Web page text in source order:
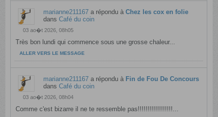
marianne211167 a répondu àChez les cox en folie
dansCafé du coin
03 ao�t 2026, 08h05
Très bon lundi qui commence sous une grosse chaleur...
ALLER VERS LE MESSAGE
marianne211167 a répondu à Fin de Fou De Concours
dansCafé du coin
03 ao�t 2026, 08h04
Comme c'est bizarre il ne te ressemble pas!!!!!!!!!!!!!!!!!!...